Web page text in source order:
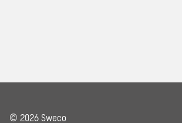
© 2026 Sweco